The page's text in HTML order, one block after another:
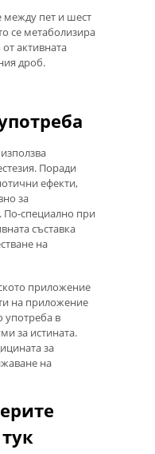
между пет и шест
се метаболизира
активната
дроб.
Поради
ефекти,
за
По-специално при
съставка
на
приложение
на приложение
употреба в
за истината.
за
на